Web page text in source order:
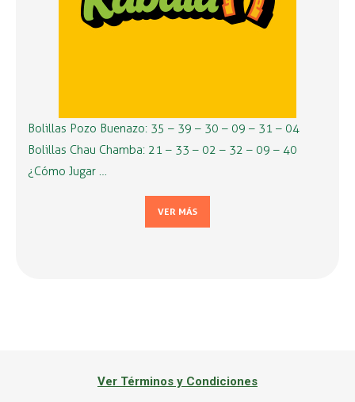
Bolillas Pozo Buenazo: 35 – 39 – 30 – 09 – 31 – 04
Bolillas Chau Chamba: 21 – 33 – 02 – 32 – 09 – 40
¿Cómo Jugar …
VER MÁS
Ver Términos y Condiciones